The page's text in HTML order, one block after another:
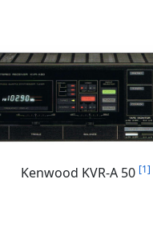
Kenwood KVR-A 50 [1]